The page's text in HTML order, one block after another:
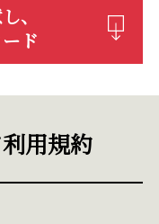
、
ド
用規約